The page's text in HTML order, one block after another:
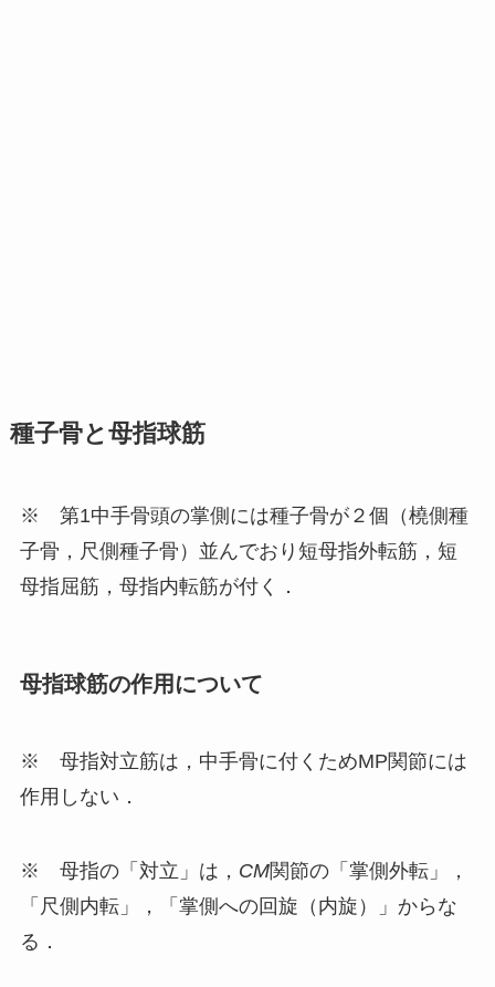
種子骨と母指球筋
※ 第1中手骨頭の掌側には種子骨が２個（橈側種
子骨，尺側種子骨）並んでおり短母指外転筋，短
母指屈筋，母指内転筋が付く．
母指球筋の作用について
※ 母指対立筋は，中手骨に付くためMP関節には
作用しない．
※ 母指の「対立」は， CM関節の「掌側外転」，
「尺側内転」，「掌側への回旋（内旋）」からな
る．